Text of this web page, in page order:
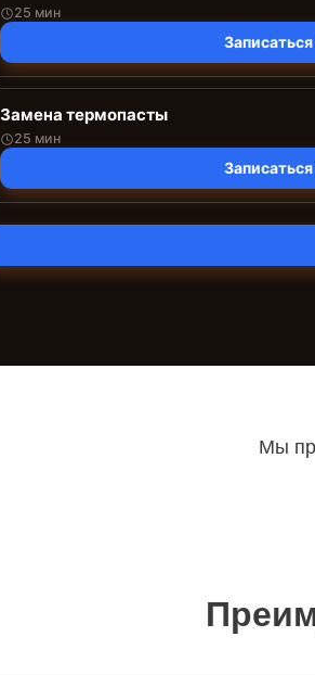
25 мин
Записаться
Замена термопасты
25 мин
Записаться
Мы